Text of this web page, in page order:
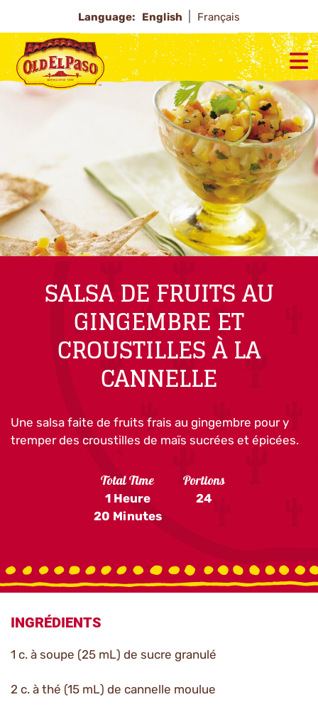
Language: English Français
SALSA DE FRUITS AU
GINGEMBRE ET
CROUSTILLES À LA
CANNELLE
Une salsa faite de fruits frais au gingembre pour y
tremper des croustilles de maïs sucrées et épicées.
Total Time
1 Heure
20 Minutes
Portions
24
INGRÉDIENTS
1 c. à soupe (25 mL) de sucre granulé
2 c. à thé (15 mL) de cannelle moulue